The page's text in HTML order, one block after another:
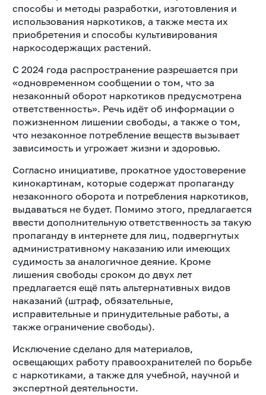
способы и методы разработки, изготовления и
использования наркотиков, а также места их
приобретения и способы культивирования
наркосодержащих растений.
С 2024 года распространение разрешается при
«одновременном сообщении о том, что за
незаконный оборот наркотиков предусмотрена
ответственность». Речь идёт об информации о
пожизненном лишении свободы, а также о том,
что незаконное потребление веществ вызывает
зависимость и угрожает жизни и здоровью.
Согласно инициативе, прокатное удостоверение
кинокартинам, которые содержат пропаганду
незаконного оборота и потребления наркотиков,
выдаваться не будет. Помимо этого, предлагается
ввести дополнительную ответственность за такую
пропаганду в интернете для лиц, подвергнутых
административному наказанию или имеющих
судимость за аналогичное деяние. Кроме
лишения свободы сроком до двух лет
предлагается ещё пять альтернативных видов
наказаний (штраф, обязательные,
исправительные и принудительные работы, а
также ограничение свободы).
Исключение сделано для материалов,
освещающих работу правоохранителей по борьбе
с наркотиками, а также для учебной, научной и
экспертной деятельности.